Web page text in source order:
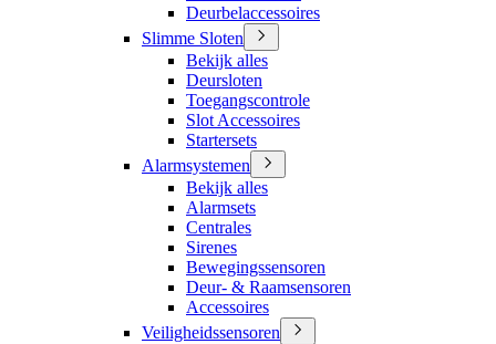
Deurbelaccessoires
Slimme Sloten
Bekijk alles
Deursloten
Toegangscontrole
Slot Accessoires
Startersets
Alarmsystemen
Bekijk alles
Alarmsets
Centrales
Sirenes
Bewegingssensoren
Deur- & Raamsensoren
Accessoires
Veiligheidssensoren